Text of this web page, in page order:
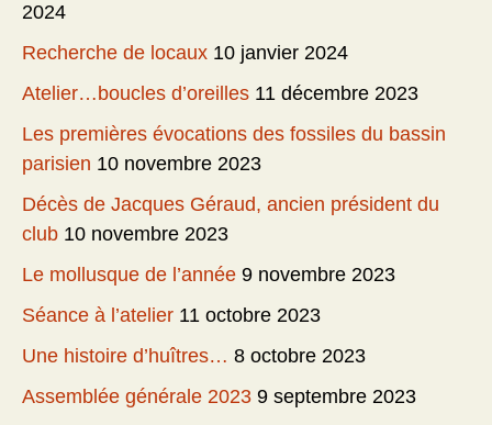
2024
Recherche de locaux 10 janvier 2024
Atelier…boucles d’oreilles 11 décembre 2023
Les premières évocations des fossiles du bassin
parisien 10 novembre 2023
Décès de Jacques Géraud, ancien président du
club 10 novembre 2023
Le mollusque de l’année 9 novembre 2023
Séance à l’atelier 11 octobre 2023
Une histoire d’huîtres… 8 octobre 2023
Assemblée générale 2023 9 septembre 2023